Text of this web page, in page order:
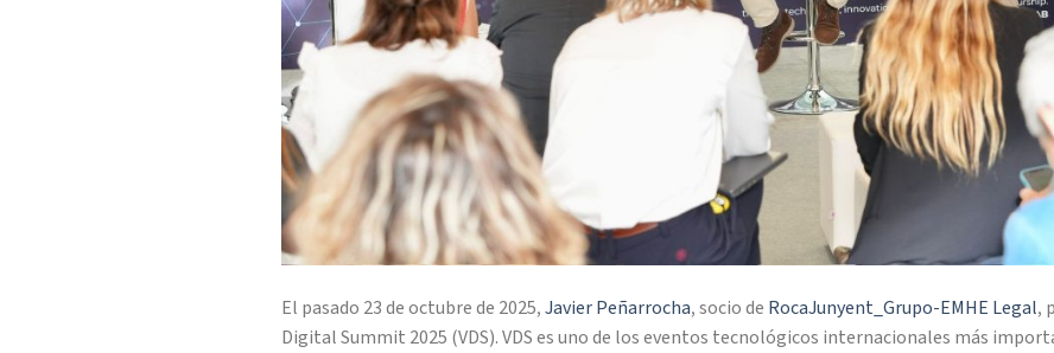
El pasado 23 de octubre de 2025,Javier Peñarrocha, socio de RocaJunyent_Grupo-EMHE Legal,
Digital Summit 2025 (VDS). VDS es uno de los eventos tecnológicos internacionales más